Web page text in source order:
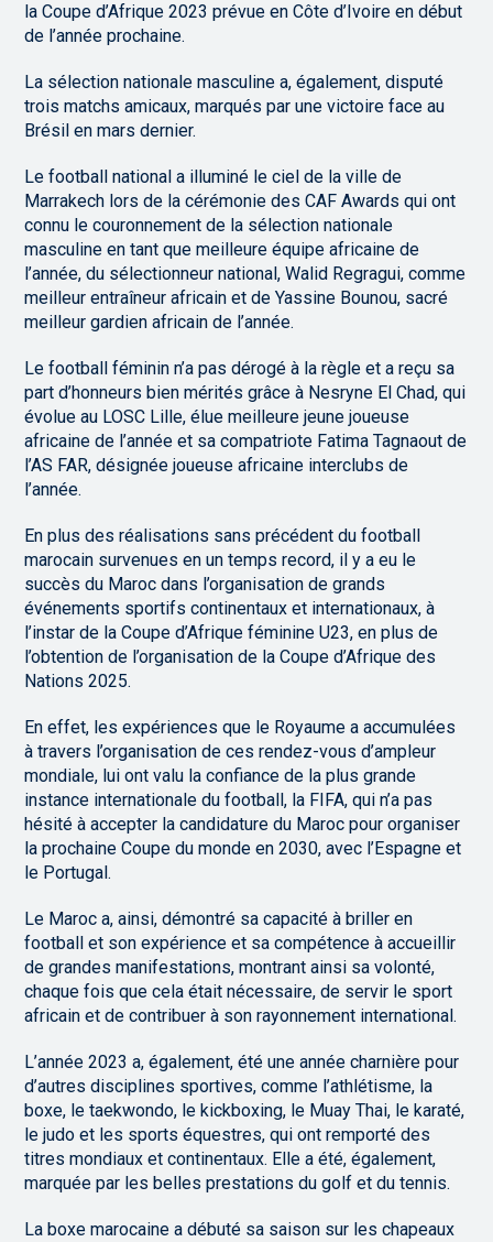
la Coupe d’Afrique 2023 prévue en Côte d’Ivoire en début
de l’année prochaine.
La sélection nationale masculine a, également, disputé
trois matchs amicaux, marqués par une victoire face au
Brésil en mars dernier.
Le football national a illuminé le ciel de la ville de
Marrakech lors de la cérémonie des CAF Awards qui ont
connu le couronnement de la sélection nationale
masculine en tant que meilleure équipe africaine de
l’année, du sélectionneur national, Walid Regragui, comme
meilleur entraîneur africain et de Yassine Bounou, sacré
meilleur gardien africain de l’année.
Le football féminin n’a pas dérogé à la règle et a reçu sa
part d’honneurs bien mérités grâce à Nesryne El Chad, qui
évolue au LOSC Lille, élue meilleure jeune joueuse
africaine de l’année et sa compatriote Fatima Tagnaout de
l’AS FAR, désignée joueuse africaine interclubs de
l’année.
En plus des réalisations sans précédent du football
marocain survenues en un temps record, il y a eu le
succès du Maroc dans l’organisation de grands
événements sportifs continentaux et internationaux, à
l’instar de la Coupe d’Afrique féminine U23, en plus de
l’obtention de l’organisation de la Coupe d’Afrique des
Nations 2025.
En effet, les expériences que le Royaume a accumulées
à travers l’organisation de ces rendez-vous d’ampleur
mondiale, lui ont valu la confiance de la plus grande
instance internationale du football, la FIFA, qui n’a pas
hésité à accepter la candidature du Maroc pour organiser
la prochaine Coupe du monde en 2030, avec l’Espagne et
le Portugal.
Le Maroc a, ainsi, démontré sa capacité à briller en
football et son expérience et sa compétence à accueillir
de grandes manifestations, montrant ainsi sa volonté,
chaque fois que cela était nécessaire, de servir le sport
africain et de contribuer à son rayonnement international.
L’année 2023 a, également, été une année charnière pour
d’autres disciplines sportives, comme l’athlétisme, la
boxe, le taekwondo, le kickboxing, le Muay Thai, le karaté,
le judo et les sports équestres, qui ont remporté des
titres mondiaux et continentaux. Elle a été, également,
marquée par les belles prestations du golf et du tennis.
La boxe marocaine a débuté sa saison sur les chapeaux